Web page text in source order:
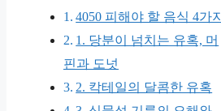
4050 피해야 할 음식 4가지
1. 당분이 넘치는 유혹, 머
핀과 도넛
2. 칵테일의 달콤한 유혹